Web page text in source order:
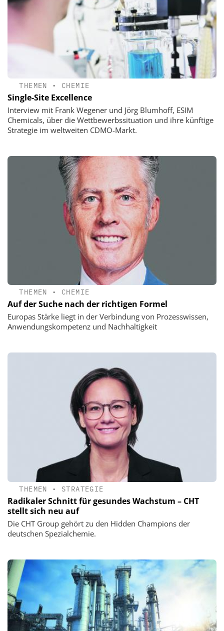
THEMEN • CHEMIE
Single-Site Excellence
Interview mit Frank Wegener und Jörg Blumhoff, ESIM
Chemicals, über die Wettbewerbssituation und ihre künftige
Strategie im weltweiten CDMO-Markt.
THEMEN • CHEMIE
Auf der Suche nach der richtigen Formel
Europas Stärke liegt in der Verbindung von Prozesswissen,
Anwendungskompetenz und Nachhaltigkeit
THEMEN • STRATEGIE
Radikaler Schnitt für gesundes Wachstum – CHT
stellt sich neu auf
Die CHT Group gehört zu den Hidden Champions der
deutschen Spezialchemie.